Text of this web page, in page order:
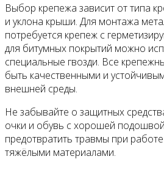
Выбор крепежа зависит от типа
и уклона крыши. Для монтажа
потребуется крепеж с
для битумных покрытий можно
специальные гвозди. Все
быть качественными и
внешней среды.
Не забывайте о защитных
очки и обувь с хорошей
предотвратить травмы при
тяжёлыми материалами.